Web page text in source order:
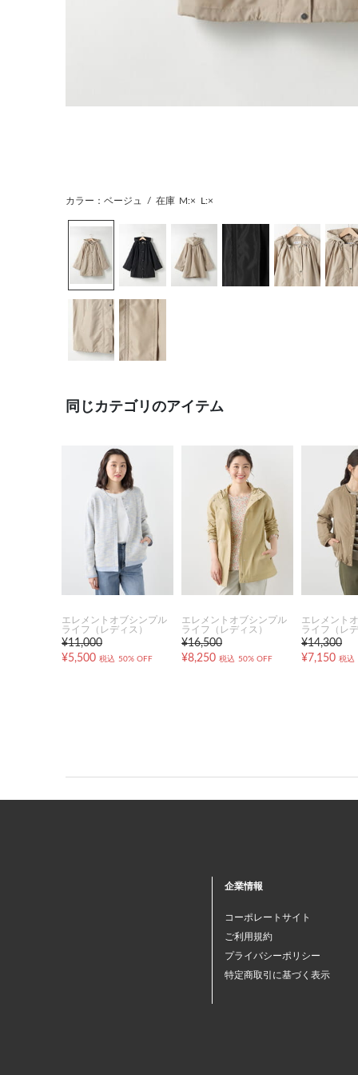
カラー：ベージュ / 在庫 M:× L:×
同じカテゴリのアイテム
エレメントオブシンプル
ライフ（レディス）
¥11,000
¥5,500 税込 50% OFF
エレメントオブシンプル
ライフ（レディス）
¥16,500
¥8,250 税込 50% OFF
エレメント
ライフ（レ
¥14,300
¥7,150 税込
企業情報
コーポレートサイト
ご利用規約
プライバシーポリシー
特定商取引に基づく表示